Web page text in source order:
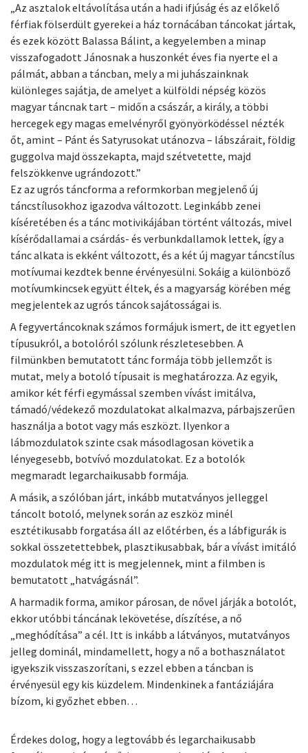
„Az asztalok eltávolítása után a hadi ifjúság és az előkelő
férfiak fölserdült gyerekei a ház tornácában táncokat jártak,
és ezek között Balassa Bálint, a kegyelemben a minap
visszafogadott Jánosnak a huszonkét éves fia nyerte el a
pálmát, abban a táncban, mely a mi juhászainknak
különleges sajátja, de amelyet a külföldi népség közös
magyar táncnak tart – midőn a császár, a király, a többi
hercegek egy magas emelvényről gyönyörködéssel nézték
őt, amint – Pánt és Satyrusokat utánozva – lábszárait, földig
guggolva majd összekapta, majd szétvetette, majd
felszökkenve ugrándozott.”
Ez az ugrós táncforma a reformkorban megjelenő új
táncstílusokhoz igazodva változott. Leginkább zenei
kíséretében és a tánc motivikájában történt változás, mivel
kísérődallamai a csárdás- és verbunkdallamok lettek, így a
tánc alkata is ekként változott, és a két új magyar táncstílus
motívumai kezdtek benne érvényesülni. Sokáig a különböző
motívumkincsek együtt éltek, és a magyarság körében még
megjelentek az ugrós táncok sajátosságai is.
A fegyvertáncoknak számos formájuk ismert, de itt egyetlen
típusukról, a botolóról szólunk részletesebben. A
filmünkben bemutatott tánc formája több jellemzőt is
mutat, mely a botoló típusait is meghatározza. Az egyik,
amikor két férfi egymással szemben vívást imitálva,
támadó/védekező mozdulatokat alkalmazva, párbajszerűen
használja a botot vagy más eszközt. Ilyenkor a
lábmozdulatok szinte csak másodlagosan követik a
lényegesebb, botvívó mozdulatokat. Ez a botolók
megmaradt legarchaikusabb formája.
A másik, a szólóban járt, inkább mutatványos jelleggel
táncolt botoló, melynek során az eszköz minél
esztétikusabb forgatása áll az előtérben, és a lábfigurák is
sokkal összetettebbek, plasztikusabbak, bár a vívást imitáló
mozdulatok még itt is megjelennek, mint a filmben is
bemutatott „hatvágásnál”.
A harmadik forma, amikor párosan, de nővel járják a botolót,
ekkor utóbbi táncának lekövetése, díszítése, a nő
„meghódítása” a cél. Itt is inkább a látványos, mutatványos
jelleg dominál, mindamellett, hogy a nő a bothasználatot
igyekszik visszaszorítani, s ezzel ebben a táncban is
érvényesül egy kis küzdelem. Mindenkinek a fantáziájára
bízom, ki győzhet ebben…
Érdekes dolog, hogy a legtovább és legarchaikusabb